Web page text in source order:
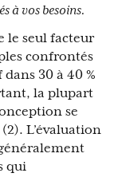
à vos besoins.
le seul facteur
confrontés
30 à 40 %
la plupart
se
L’évaluation
qui